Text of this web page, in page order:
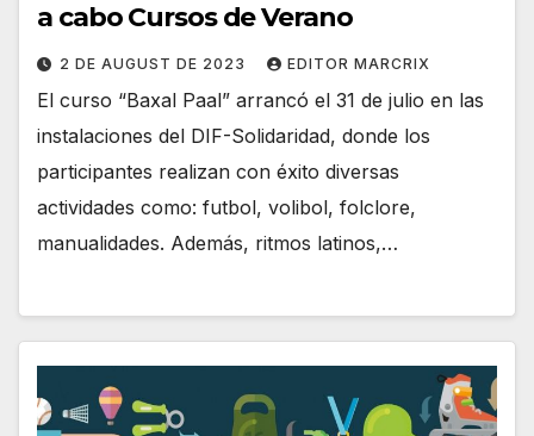
a cabo Cursos de Verano
2 DE AUGUST DE 2023 EDITOR MARCRIX
El curso “Baxal Paal” arrancó el 31 de julio en las
instalaciones del DIF-Solidaridad, donde los
participantes realizan con éxito diversas
actividades como: futbol, volibol, folclore,
manualidades. Además, ritmos latinos,…